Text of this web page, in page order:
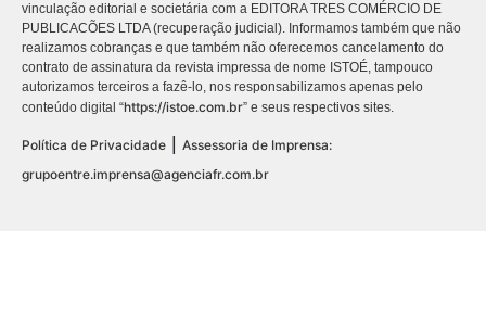
vinculação editorial e societária com a EDITORA TRES COMÉRCIO DE
PUBLICACÕES LTDA (recuperação judicial). Informamos também que não
realizamos cobranças e que também não oferecemos cancelamento do
contrato de assinatura da revista impressa de nome ISTOÉ, tampouco
autorizamos terceiros a fazê-lo, nos responsabilizamos apenas pelo
conteúdo digital “https://istoe.com.br” e seus respectivos sites.
Política de Privacidade
Assessoria de Imprensa:
grupoentre.imprensa@agenciafr.com.br